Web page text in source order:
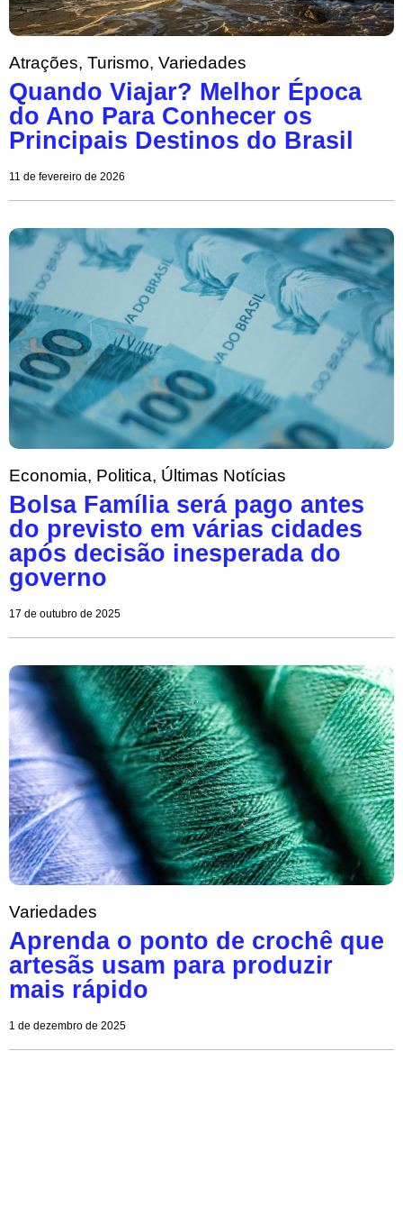
Atrações, Turismo, Variedades
Quando Viajar? Melhor Época
do Ano Para Conhecer os
Principais Destinos do Brasil
11 de fevereiro de 2026
Economia, Politica, Últimas Notícias
Bolsa Família será pago antes
do previsto em várias cidades
após decisão inesperada do
governo
17 de outubro de 2025
Variedades
Aprenda o ponto de crochê que
artesãs usam para produzir
mais rápido
1 de dezembro de 2025